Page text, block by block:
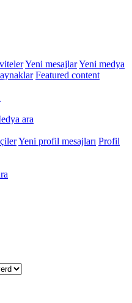
Yeni mesajlarYeni medya
Featured content
ara
Yeni profil mesajları Profil